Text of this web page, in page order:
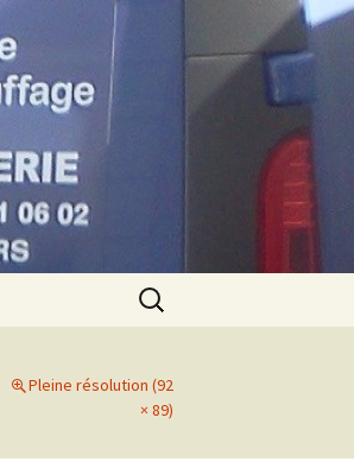
Rechercher :
Pleine résolution (92
× 89)